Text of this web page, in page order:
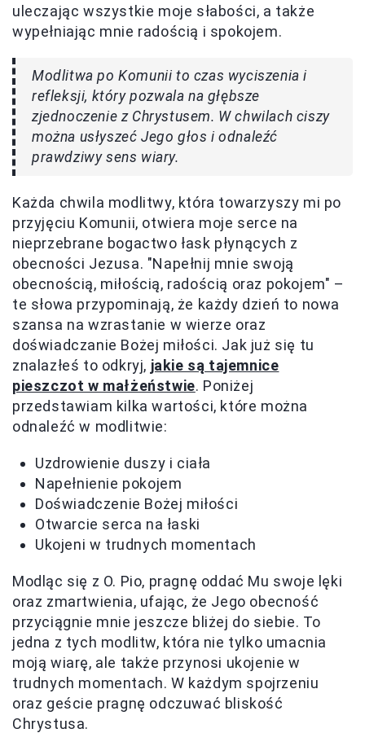
uleczając wszystkie moje słabości, a także
wypełniając mnie radością i spokojem.
Modlitwa po Komunii to czas wyciszenia i
refleksji, który pozwala na głębsze
zjednoczenie z Chrystusem. W chwilach ciszy
można usłyszeć Jego głos i odnaleźć
prawdziwy sens wiary.
Każda chwila modlitwy, która towarzyszy mi po
przyjęciu Komunii, otwiera moje serce na
nieprzebrane bogactwo łask płynących z
obecności Jezusa. "Napełnij mnie swoją
obecnością, miłością, radością oraz pokojem" –
te słowa przypominają, że każdy dzień to nowa
szansa na wzrastanie w wierze oraz
doświadczanie Bożej miłości. Jak już się tu
znalazłeś to odkryj, jakie są tajemnice
pieszczot w małżeństwie. Poniżej
przedstawiam kilka wartości, które można
odnaleźć w modlitwie:
Uzdrowienie duszy i ciała
Napełnienie pokojem
Doświadczenie Bożej miłości
Otwarcie serca na łaski
Ukojeni w trudnych momentach
Modląc się z O. Pio, pragnę oddać Mu swoje lęki
oraz zmartwienia, ufając, że Jego obecność
przyciągnie mnie jeszcze bliżej do siebie. To
jedna z tych modlitw, która nie tylko umacnia
moją wiarę, ale także przynosi ukojenie w
trudnych momentach. W każdym spojrzeniu
oraz geście pragnę odczuwać bliskość
Chrystusa.